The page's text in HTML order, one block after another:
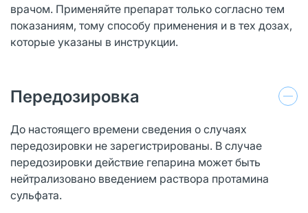
врачом. Применяйте препарат только согласно тем
показаниям, тому способу применения и в тех дозах,
которые указаны в инструкции.
Передозировка
До настоящего времени сведения о случаях
передозировки не зарегистрированы. В случае
передозировки действие гепарина может быть
нейтрализовано введением раствора протамина
сульфата.